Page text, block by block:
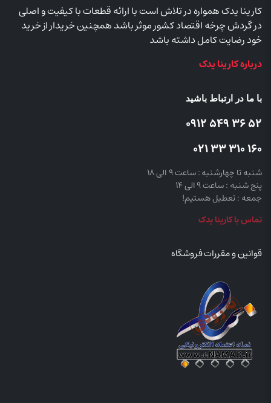
کارینا یدک همواره در تلاش است با ارائه قطعات با کیفیت و اصلی
در گردش چرخه اقتصاد کشور موثر باشد همچنین خریدار از خرید
خود رضایت کامل داشته باشد
درباره کارینا یدک
با ما در ارتباط باشید
52 36 549 0912
160 310 33 021
شنبه تا چهارشنبه : ساعت 9 الی 18
پنج شنبه : ساعت 9 الی 14
جمعه : تعطیل هستیم!
تماس با کارینا یدک
قوانین و مقررات فروشگاه